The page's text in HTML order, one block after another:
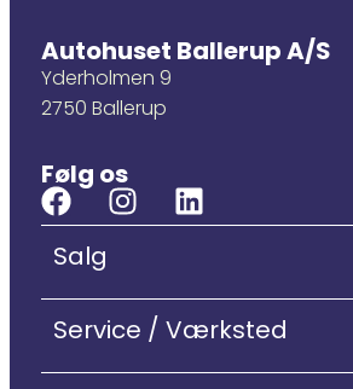
Autohuset Ballerup A/S
Yderholmen 9
2750 Ballerup
Følg os
Salg
Service / Værksted